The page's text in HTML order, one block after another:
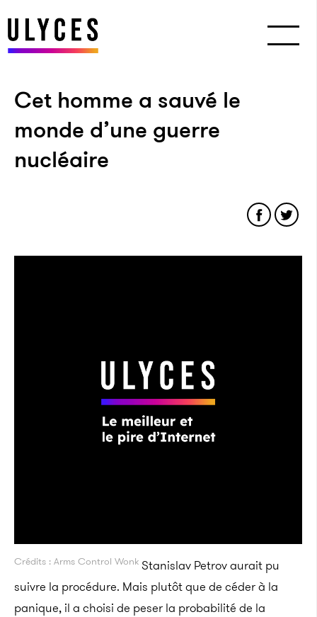
Cet homme a sauvé le
monde d’une guerre
nucléaire
Crédits : Arms Control Wonk Stanislav Petrov aurait pu
suivre la procédure. Mais plutôt que de céder à la
panique, il a choisi de peser la probabilité de la